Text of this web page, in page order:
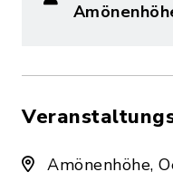
Amönenhöhe,